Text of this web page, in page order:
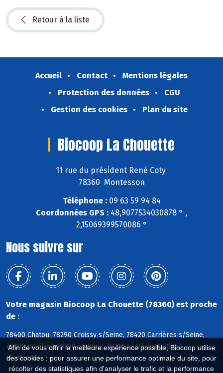
Afin de vous offrir la meilleure expérience possible, Biocoop utilise
des cookies : pour assurer une performance optimale du site, pour
récolter des statistiques afin d'analyser le trafic et la performance
Retour à la liste
Accueil Contact
Mentions légales
Protection des données
CGU
Gestion des cookies
Plan du site
Biocoop La Chouette
11 rue du président René Coty
78360 Montesson
Téléphone :09 63 59 94 84
Coordonnées GPS : 48,9077534030878 ° ,
2,15069399570086 °
Nous suivre sur
Votre magasin Biocoop La Chouette (78360) est proche
de :
78400 Chatou, 78290 Croissy s/Seine, 78420 Carrières s/Seine,
78800 Houilles, 78230 Le Pecq, 78110 Le Vésinet, 78360
Montesson